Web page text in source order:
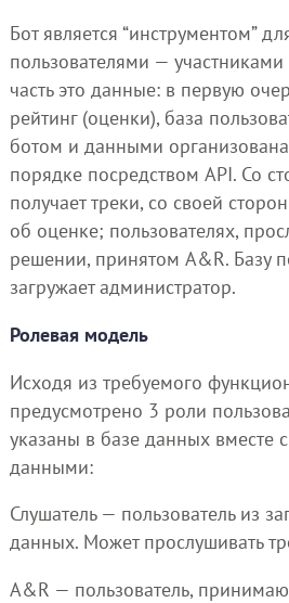
Бот является “инструментом”
пользователями —
часть это данные: в первую
рейтинг (оценки), база
ботом и данными
порядке посредством API. Со
получает треки, со своей
об оценке; пользователях,
решении, принятом A&R. Базу
загружает администратор.
Ролевая модель
Исходя из требуемого
предусмотрено 3 роли
указаны в базе данных вместе
данными:
Слушатель — пользователь из
данных. Может прослушивать
A&R — пользователь,